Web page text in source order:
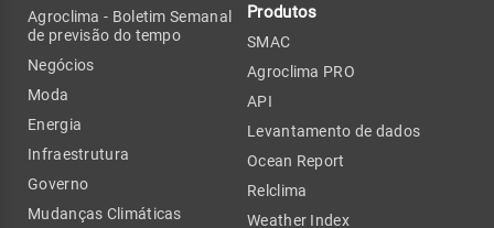
Agroclima - Boletim Semanal
de previsão do tempo
Negócios
Moda
Energia
Infraestrutura
Governo
Mudanças Climáticas
Produtos
SMAC
Agroclima PRO
API
Levantamento de dados
Ocean Report
Relclima
Weather Index